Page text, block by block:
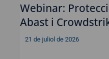
Webinar:
Abast i
21 de juliol de 2026